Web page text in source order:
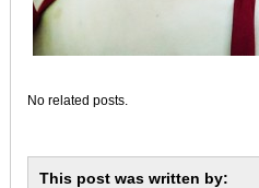
No related posts.
This post was written by: